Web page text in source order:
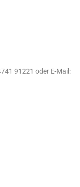
91221 oder E-Mail: